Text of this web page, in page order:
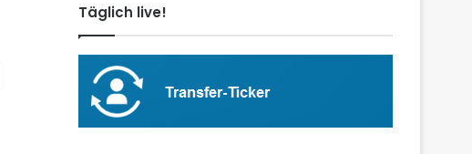
Täglich live!